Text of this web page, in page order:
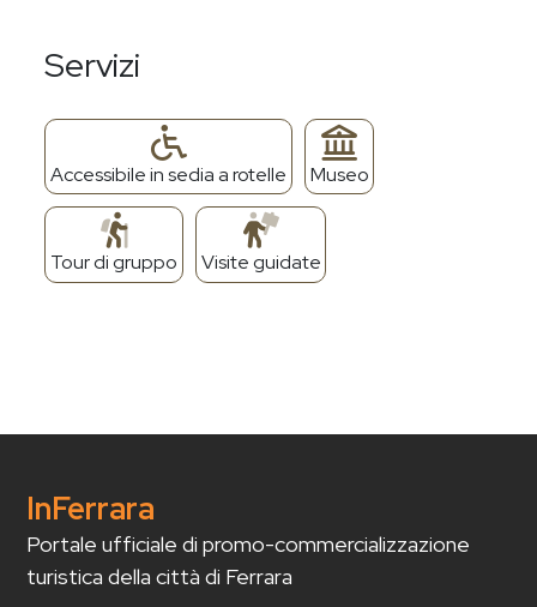
Servizi
Accessibile in sedia a rotelle Museo
Tour di gruppo Visite guidate
InFerrara
Portale ufficiale di promo-commercializzazione
turistica della città di Ferrara